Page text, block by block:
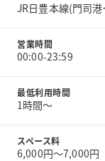
JR日豊本線(門司
営業時間
00:00-23:59
最低利用時間
1時間〜
スペース料
6,000円〜7,000円